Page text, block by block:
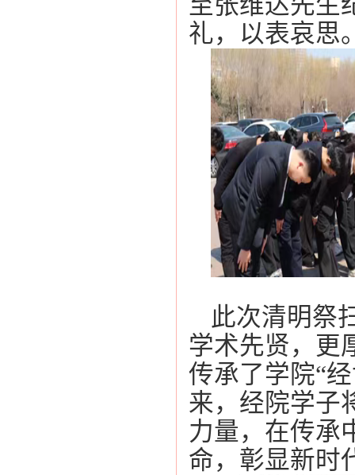
礼，以表哀思
此次清明祭
学术先贤，更
传承了学院“
来，经院学子
力量，在传承
命，彰显新时